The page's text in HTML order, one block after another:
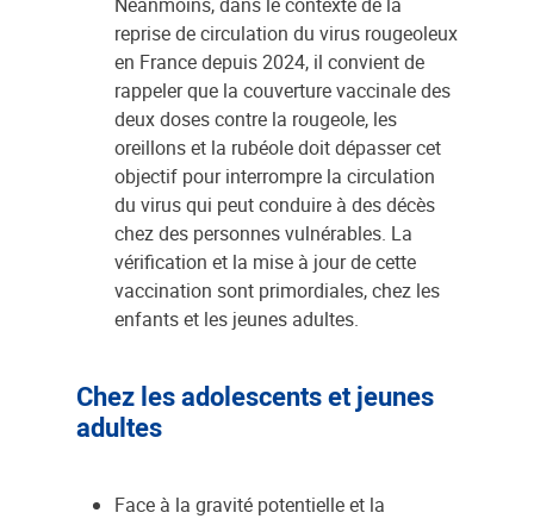
reprise de circulation du virus rougeoleux
en France depuis 2024, il convient de
rappeler que la couverture vaccinale des
deux doses contre la rougeole, les
oreillons et la rubéole doit dépasser cet
objectif pour interrompre la circulation
du virus qui peut conduire à des décès
chez des personnes vulnérables. La
vérification et la mise à jour de cette
vaccination sont primordiales, chez les
enfants et les jeunes adultes.
Chez les adolescents et jeunes
adultes
Face à la gravité potentielle et la